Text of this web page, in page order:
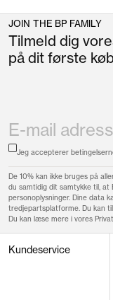
JOIN THE BP FAMILY
Tilmeld dig
på dit første
Jeg accepterer
De 10% kan ikke bruges på
du samtidig dit samtykke til, at
personoplysninger. Dine data
tredjepartsplatforme. Du kan
Du kan læse mere i vores
Kundeservice